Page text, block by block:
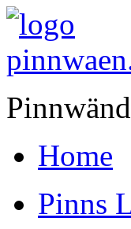
Home
Pinns